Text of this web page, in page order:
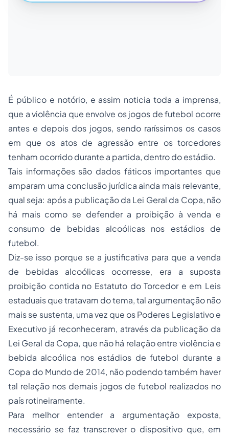
É público e notório, e assim noticia toda a imprensa,
que a violência que envolve os jogos de futebol ocorre
antes e depois dos jogos, sendo raríssimos os casos
em que os atos de agressão entre os torcedores
tenham ocorrido durante a partida, dentro do estádio.
Tais informações são dados fáticos importantes que
amparam uma conclusão jurídica ainda mais relevante,
qual seja: após a publicação da Lei Geral da Copa, não
há mais como se defender a proibição à venda e
consumo de bebidas alcoólicas nos estádios de
futebol.
Diz-se isso porque se a justificativa para que a venda
de bebidas alcoólicas ocorresse, era a suposta
proibição contida no Estatuto do Torcedor e em Leis
estaduais que tratavam do tema, tal argumentação não
mais se sustenta, uma vez que os Poderes Legislativo e
Executivo já reconheceram, através da publicação da
Lei Geral da Copa, que não há relação entre violência e
bebida alcoólica nos estádios de futebol durante a
Copa do Mundo de 2014, não podendo também haver
tal relação nos demais jogos de futebol realizados no
país rotineiramente.
Para melhor entender a argumentação exposta,
necessário se faz transcrever o dispositivo que, em